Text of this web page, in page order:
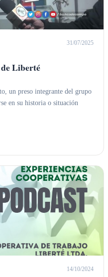
31/07/2025
Liberté
un preso integrante del grupo
en su historia o situación
14/10/2024